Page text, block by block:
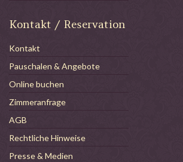
Kontakt / Reservation
Kontakt
Pauschalen & Angebote
Online buchen
Zimmeranfrage
AGB
Rechtliche Hinweise
Presse & Medien